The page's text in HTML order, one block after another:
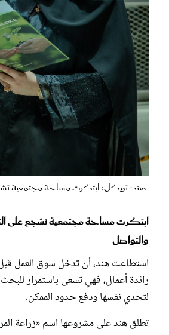
هند توكل: ابتكرت مساحة مجتمعية
ابتكرت مساحة مجتمعية تشجع على
والتواصل
استطاعت هند، أن تدخل سوق العمل
رائدة أعمال، فهي تسعى باستمرار
لتحدي نفسها ودفع حدود الممكن.
تطلق هند على مشروعها اسم «زراعة